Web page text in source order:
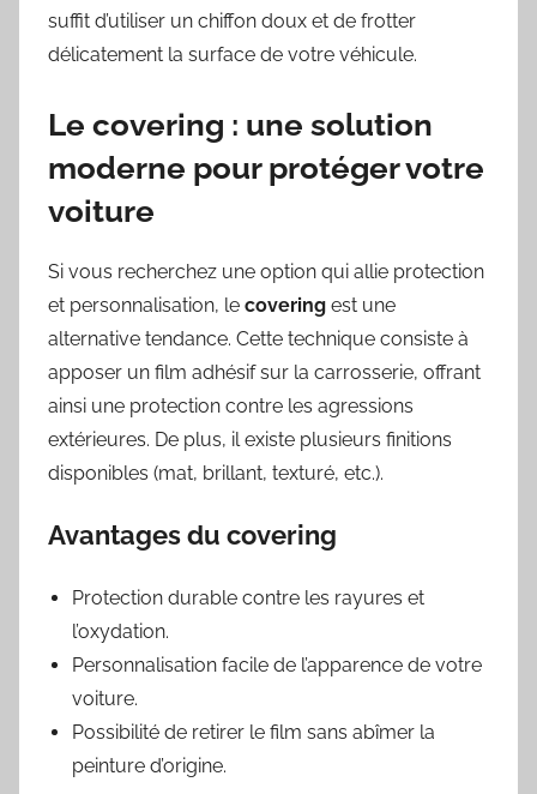
suffit d’utiliser un chiffon doux et de frotter
délicatement la surface de votre véhicule.
Le covering : une solution
moderne pour protéger votre
voiture
Si vous recherchez une option qui allie protection
et personnalisation, le covering est une
alternative tendance. Cette technique consiste à
apposer un film adhésif sur la carrosserie, offrant
ainsi une protection contre les agressions
extérieures. De plus, il existe plusieurs finitions
disponibles (mat, brillant, texturé, etc.).
Avantages du covering
Protection durable contre les rayures et
l’oxydation.
Personnalisation facile de l’apparence de votre
voiture.
Possibilité de retirer le film sans abîmer la
peinture d’origine.